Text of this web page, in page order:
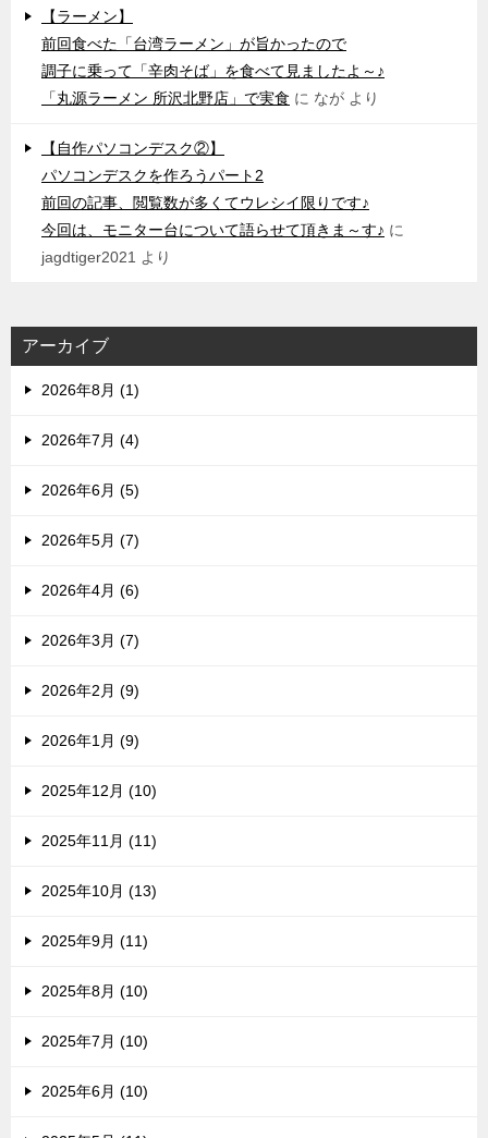
【ラーメン】
前回食べた「台湾ラーメン」が旨かったので
調子に乗って「辛肉そば」を食べて見ましたよ～♪
「丸源ラーメン 所沢北野店」で実食 に なが より
【自作パソコンデスク②】
パソコンデスクを作ろうパート2
前回の記事、閲覧数が多くてウレシイ限りです♪
今回は、モニター台について語らせて頂きま～す♪ に
jagdtiger2021 より
アーカイブ
2026年8月 (1)
2026年7月 (4)
2026年6月 (5)
2026年5月 (7)
2026年4月 (6)
2026年3月 (7)
2026年2月 (9)
2026年1月 (9)
2025年12月 (10)
2025年11月 (11)
2025年10月 (13)
2025年9月 (11)
2025年8月 (10)
2025年7月 (10)
2025年6月 (10)